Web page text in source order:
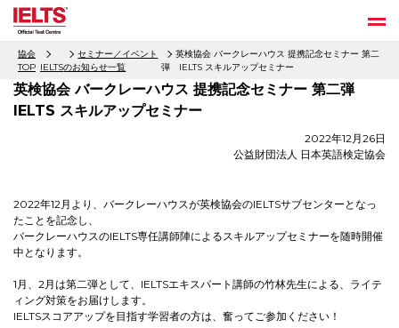
協会
TOP IELTS
セミナー／イベント
のお知らせ一覧
英検協会 バークレーハウス 提携記念セミナー 第二
弾 IELTS スキルアップセミナー
英検協会 バークレーハウス 提携記念セミナー 第二弾
IELTS スキルアップセミナー
2022年12月26日
公益財団法人 日本英語検定協会
2022年12月より、バークレーハウスが英検協会のIELTSサブセンターとなっ
たことを記念し、
バークレーハウスのIELTS専任講師陣によるスキルアップセミナーを随時開催
中となります。
1月、2月は第二弾として、IELTSエキスパート講師の竹林先生による、ライテ
ィング対策をお届けします。
IELTSスコアアップを目指す学習者の方は、奮ってご参加ください！